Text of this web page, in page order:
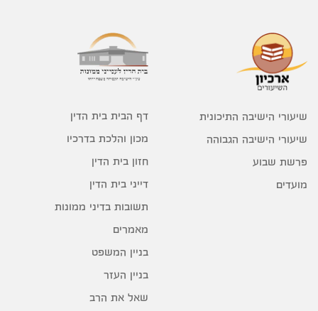
שיעורי הישיבה התיכונית
שיעורי הישיבה הגבוהה
פרשת שבוע
מועדים
דף הבית בית הדין
מכון והלכת בדרכיו
חזון בית הדין
דייני בית הדין
תשובות בדיני ממונות
מאמרים
בניין המשפט
בניין העזר
שאל את הרב